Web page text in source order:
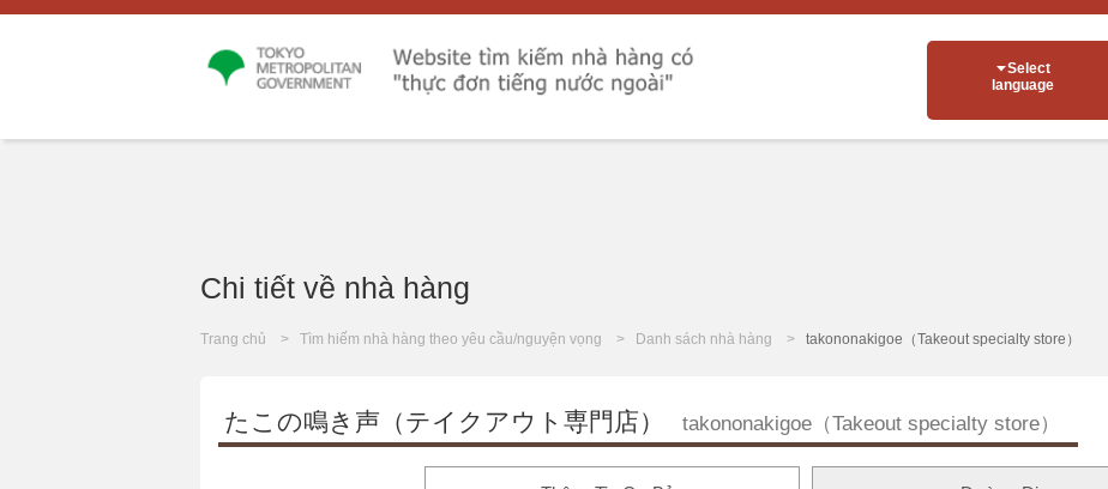
Select
language
Chi tiết về nhà hàng
Trang chủ Tìm hiếm nhà hàng theo yêu cầu/nguyện vọng Danh sách nhà hàng takononakigoe（Takeout specialty store）
たこの鳴き声（テイクアウト専門店） takononakigoe（Takeout specialty store）